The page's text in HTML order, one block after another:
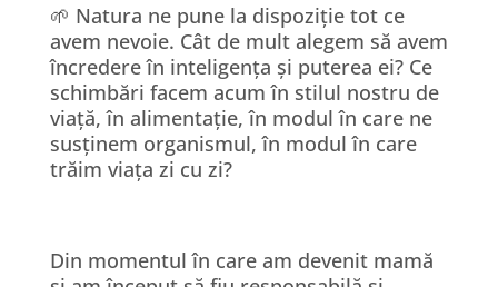
🌱 Natura ne pune la dispoziție tot ce
avem nevoie. Cât de mult alegem să avem
încredere în inteligența și puterea ei? Ce
schimbări facem acum în stilul nostru de
viață, în alimentație, în modul în care ne
susținem organismul, în modul în care
trăim viața zi cu zi?
Din momentul în care am devenit mamă